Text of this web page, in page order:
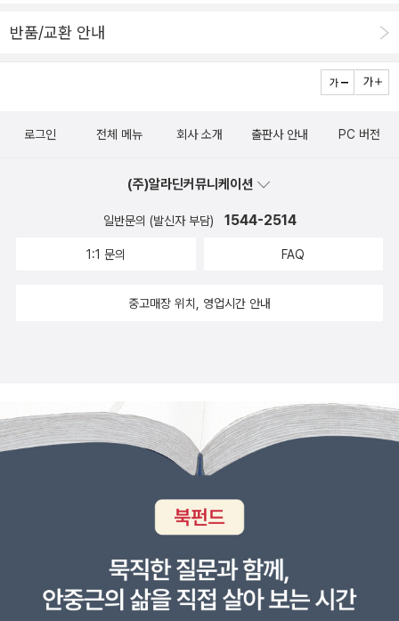
라우마의 그늘은 조금씩 걷힐 것이다.
나 압도하고 파괴할 수 있는지를 그리고 있다. 여기서 예로 나온 사례
만으로 인간은 총제적으로 파괴될 수 있는 것이구나 생각이 들었다.
라도 공감할 수 있을만큼의 특수한 상황이겠으나 챕터4,5의 샤론이
그들의 정신의 한부분을 완전히 붕괴시키고 일상을 파탄내고 말았
돌아보았다. 단계적으로 총체적으로 내 정신을 낭자하고 몇 동강을
낼 정도로 생의 고난만을 경험했지 않았나? 나는 그 시절들을 거치며
가가 의도적으로 안배한 것이 아니라면 하나님을 탓해야 할 문제겠지
에서 놀던 몇 시간의 하루가 어린시절의 한가한 한 때이자 그 시절에
위안삼을 수 있는 유일한 기억이다. 이런 황폐한 심정만을 갖는 사람
들을 만들어 내지 않는 사회를 구성해 가는 것이 가장 좋은 강력 범죄
예방책이자 자살 예방책이란 걸 정부는 알아야만 한다. 보다 나은 사
회를 만들어 가는 가장 탁월한 방법은 모든 아이들에게 상처없는 유
년시절과 어린시절을 만들어 주는 것이 최우선이다. 이것을 정부의
기능으로는 한계가 있다고 말하는 사람들은 정부의 존재 이유를 모르
는 것이다. 국민 자신이 행복할 일은 국민 각자가 선택하겠지만 무엇
이 행복한건지도 느낄 수 없는 사람으로 자라도록 방치하며 그것은
듯하다. 신뢰이고, 낫고자 하는 마음이 중요하기는 하다. 그냥 병을 끌
반품/교환 안내
로그인 전체 메뉴 회사 소개 출판사 안내 PC 버전
(주)알라딘커뮤니케이션
일반문의 (발신자 부담) 1544-2514
1:1 문의 FAQ
중고매장 위치, 영업시간 안내